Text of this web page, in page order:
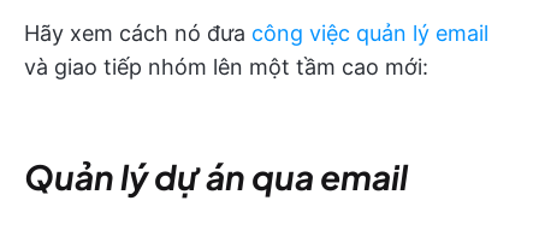
Hãy xem cách nó đưa công việc quản lý email
và giao tiếp nhóm lên một tầm cao mới:
Quản lý dự án qua email